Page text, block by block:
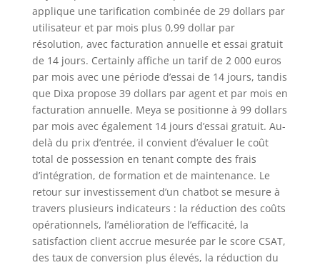
applique une tarification combinée de 29 dollars par
utilisateur et par mois plus 0,99 dollar par
résolution, avec facturation annuelle et essai gratuit
de 14 jours. Certainly affiche un tarif de 2 000 euros
par mois avec une période d’essai de 14 jours, tandis
que Dixa propose 39 dollars par agent et par mois en
facturation annuelle. Meya se positionne à 99 dollars
par mois avec également 14 jours d’essai gratuit. Au-
delà du prix d’entrée, il convient d’évaluer le coût
total de possession en tenant compte des frais
d’intégration, de formation et de maintenance. Le
retour sur investissement d’un chatbot se mesure à
travers plusieurs indicateurs : la réduction des coûts
opérationnels, l’amélioration de l’efficacité, la
satisfaction client accrue mesurée par le score CSAT,
des taux de conversion plus élevés, la réduction du